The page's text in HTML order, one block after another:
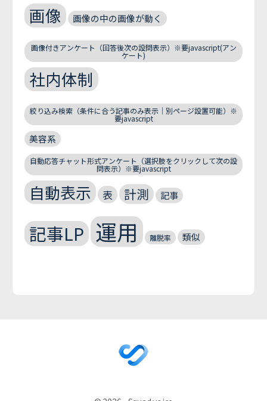
画像 画像の中の画像が動く
画像付きアンケート（回答後次の設問表示）※要javascript(アン
ケート)
社内体制
絞り込み検索（条件に合う記事のみ表示｜別ページ設置可能）※
要javascript
美容系
自動応答チャット形式アンケート（選択肢をクリックして次の設
問表示）※要javascript
自動表示 表 計測 記事
記事LP 運用 離脱率 類似